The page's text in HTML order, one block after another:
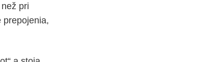
pri
prepojenia,